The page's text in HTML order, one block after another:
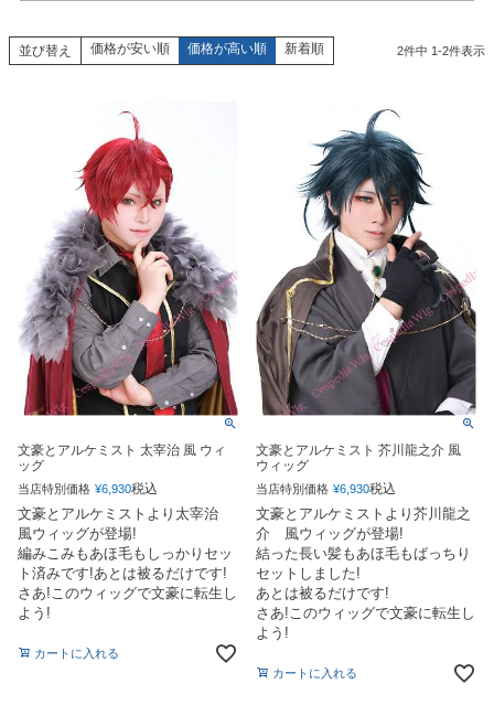
並び替え 価格が安い順 価格が高い順 新着順 2件中 1-2件表示
文豪とアルケミスト 太宰治 風 ウィ
ッグ
当店特別価格 ¥6,930税込
文豪とアルケミストより太宰治
風ウィッグが登場!
編みこみもあほ毛もしっかりセッ
ト済みです!あとは被るだけです!
さあ!このウィッグで文豪に転生し
よう!
カートに入れる
文豪とアルケミスト 芥川龍之介 風
ウィッグ
当店特別価格 ¥6,930税込
文豪とアルケミストより芥川龍之
介 風ウィッグが登場!
結った長い髪もあほ毛もばっちり
セットしました!
あとは被るだけです!
さあ!このウィッグで文豪に転生し
よう!
カートに入れる